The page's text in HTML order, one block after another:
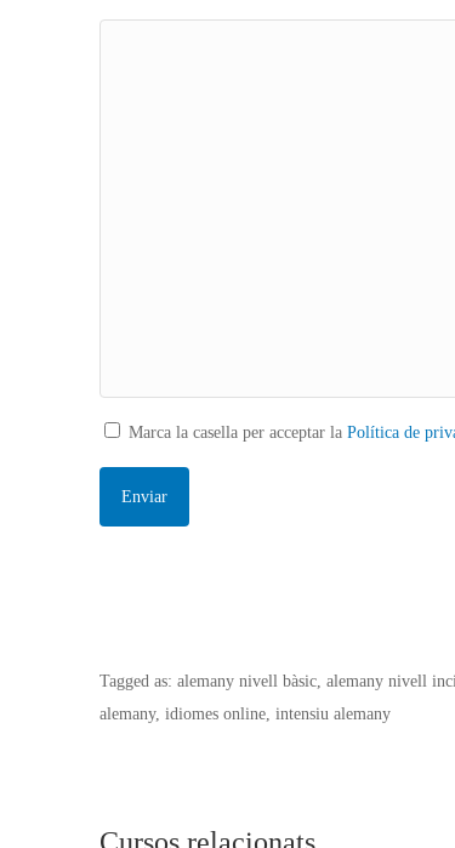
Marca la casella per acceptar la Política de
Tagged as: alemany nivell bàsic, alemany nivell
alemany, idiomes online, intensiu alemany